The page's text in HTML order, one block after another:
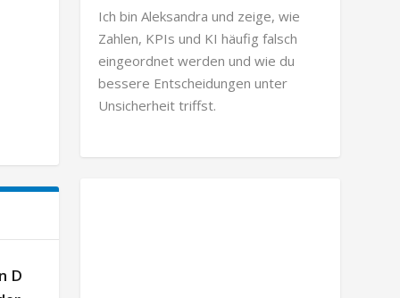
D
Ich bin Aleksandra und zeige, wie
Zahlen, KPIs und KI häufig falsch
eingeordnet werden und wie du
bessere Entscheidungen unter
Unsicherheit triffst.